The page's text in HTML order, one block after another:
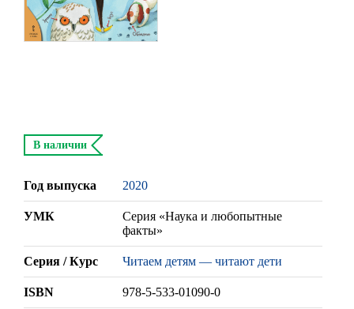
В наличии
Год выпуска 2020
УМК
Серия «Наука и любопытные
факты»
Серия / Курс Читаем детям — читают дети
ISBN 978-5-533-01090-0